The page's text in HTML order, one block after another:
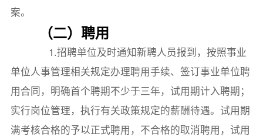
案。
（二）聘用
1.招聘单位及时通知新聘人员报到，按照事业
单位人事管理相关规定办理聘用手续、签订事业单位聘
用合同，明确首个聘期不少于三年，试用期计入聘期；
实行岗位管理，执行有关政策规定的薪酬待遇。试用期
满考核合格的予以正式聘用，不合格的取消聘用，试用